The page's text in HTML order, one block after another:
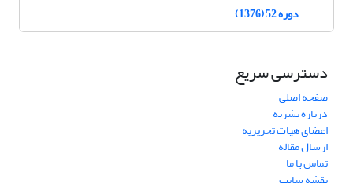
دوره 52 (1376)
دسترسی سریع
صفحه اصلی
درباره نشریه
اعضای هیات تحریریه
ارسال مقاله
تماس با ما
نقشه سایت